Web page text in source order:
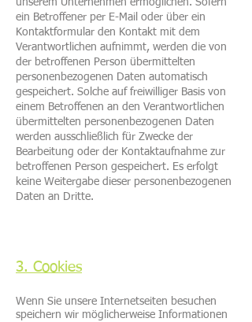
unserem Unternehmen ermöglichen. Sofern
ein Betroffener per E-Mail oder über ein
Kontaktformular den Kontakt mit dem
Verantwortlichen aufnimmt, werden die von
der betroffenen Person übermittelten
personenbezogenen Daten automatisch
gespeichert. Solche auf freiwilliger Basis von
einem Betroffenen an den Verantwortlichen
übermittelten personenbezogenen Daten
werden ausschließlich für Zwecke der
Bearbeitung oder der Kontaktaufnahme zur
betroffenen Person gespeichert. Es erfolgt
keine Weitergabe dieser personenbezogenen
Daten an Dritte.
3. Cookies
Wenn Sie unsere Internetseiten besuchen
speichern wir möglicherweise Informationen